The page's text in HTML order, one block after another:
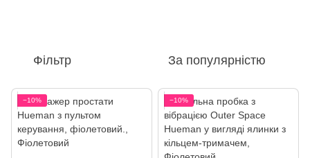
Фільтр За популярністю
−10% −10%